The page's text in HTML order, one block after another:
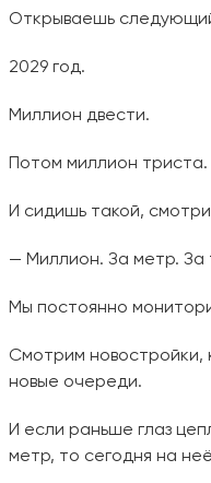
Открываешь
2029 год.
Миллион двести.
Потом миллион триста.
И сидишь такой,
— Миллион. За метр. За
Мы постоянно
Смотрим
новые очереди.
И если раньше глаз
метр, то сегодня на